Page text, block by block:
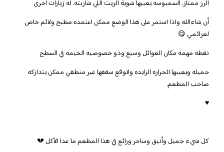
الرز ممتاز. السمبوسه يعيبها شوية الزيت اللي شاربته. له زيارات اخرى
أن شاءالله واذا استمر على هذا الوضع ممكن اعتمده مطبخ ولائم خاص
لعزائمي 😋
نقطه مهمه مكان العوائل وسيع وذو خصوصيه الخيمه في السطح
جميله ويعيبها الحراره الزايده واتوقع سقفها غير منطقي ممكن يتداركه
صاحب المطعم.
♥
كل شيء جميل وأنيق وساحر ورائع في هذا المطعم ما عدا الأكل 💔